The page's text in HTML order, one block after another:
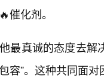
催化剂。
最真诚的态度去
容”。这种共同面